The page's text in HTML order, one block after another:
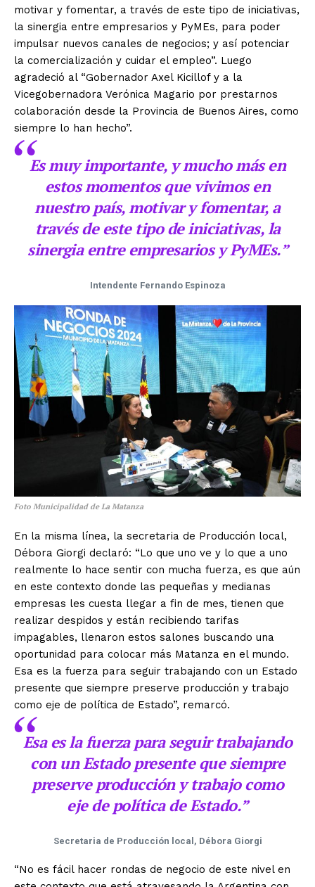
motivar y fomentar, a través de este tipo de iniciativas,
la sinergia entre empresarios y PyMEs, para poder
impulsar nuevos canales de negocios; y así potenciar
la comercialización y cuidar el empleo”. Luego
agradeció al “Gobernador Axel Kicillof y a la
Vicegobernadora Verónica Magario por prestarnos
colaboración desde la Provincia de Buenos Aires, como
siempre lo han hecho”.
Es muy importante, y mucho más en
estos momentos que vivimos en
nuestro país, motivar y fomentar, a
través de este tipo de iniciativas, la
sinergia entre empresarios y PyMEs.”
Intendente Fernando Espinoza
Foto Municipalidad de La Matanza
En la misma línea, la secretaria de Producción local,
Débora Giorgi declaró: “Lo que uno ve y lo que a uno
realmente lo hace sentir con mucha fuerza, es que aún
en este contexto donde las pequeñas y medianas
empresas les cuesta llegar a fin de mes, tienen que
realizar despidos y están recibiendo tarifas
impagables, llenaron estos salones buscando una
oportunidad para colocar más Matanza en el mundo.
Esa es la fuerza para seguir trabajando con un Estado
presente que siempre preserve producción y trabajo
como eje de política de Estado”, remarcó.
Esa es la fuerza para seguir trabajando
con un Estado presente que siempre
preserve producción y trabajo como
eje de política de Estado.”
Secretaria de Producción local, Débora Giorgi
“No es fácil hacer rondas de negocio de este nivel en